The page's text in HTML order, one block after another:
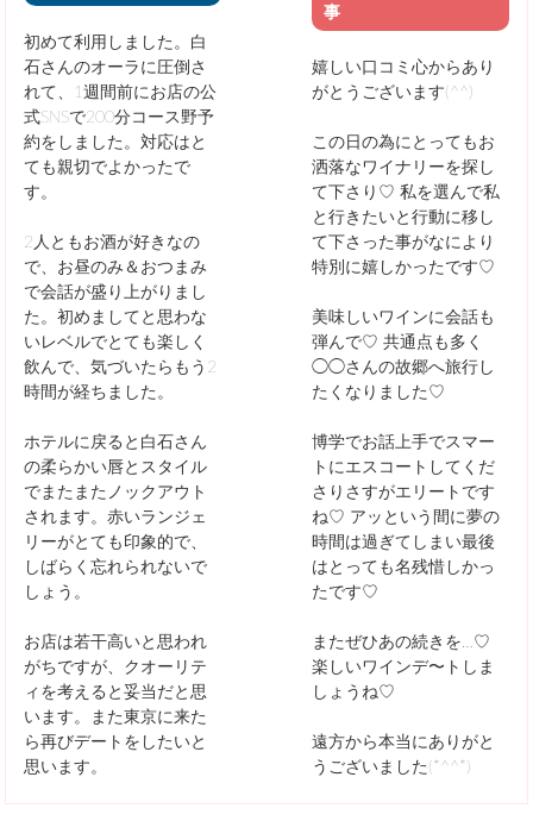
初めて利用しました。白
石さんのオーラに圧倒さ
れて、1週間前にお店の公
式SNSで200分コース野予
約をしました。対応はと
ても親切でよかったで
す。
2人ともお酒が好きなの
で、お昼のみ＆おつまみ
で会話が盛り上がりまし
た。初めましてと思わな
いレベルでとても楽しく
飲んで、気づいたらもう2
時間が経ちました。
ホテルに戻ると白石さん
の柔らかい唇とスタイル
でまたまたノックアウト
されます。赤いランジェ
リーがとても印象的で、
しばらく忘れられないで
しょう。
お店は若干高いと思われ
がちですが、クオーリテ
ィを考えると妥当だと思
います。また東京に来た
ら再びデートをしたいと
思います。
事
嬉しい口コミ心からあり
がとうございます(^^)
この日の為にとってもお
洒落なワイナリーを探し
て下さり♡ 私を選んで私
と行きたいと行動に移し
て下さった事がなにより
特別に嬉しかったです♡
美味しいワインに会話も
弾んで♡ 共通点も多く
◯◯さんの故郷へ旅行し
たくなりました♡
博学でお話上手でスマー
トにエスコートしてくだ
さりさすがエリートです
ね♡ アッという間に夢の
時間は過ぎてしまい最後
はとっても名残惜しかっ
たです♡
またぜひあの続きを…♡
楽しいワインデ〜トしま
しょうね♡
遠方から本当にありがと
うございました(*^^*)